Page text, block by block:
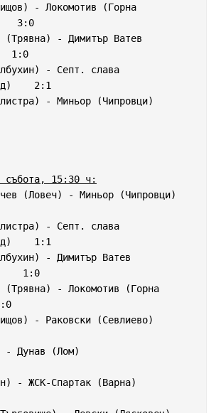
- Локомотив (Горна
3:0
(Трявна) - Димитър Ватев
1:0
- Септ. слава
2:1
- Миньор (Чипровци)
събота, 15:30 ч:
(Ловеч) - Миньор (Чипровци)
- Септ. слава
1:1
- Димитър Ватев
1:0
(Трявна) - Локомотив (Горна
- Раковски (Севлиево)
- Дунав (Лом)
- ЖСК-Спартак (Варна)